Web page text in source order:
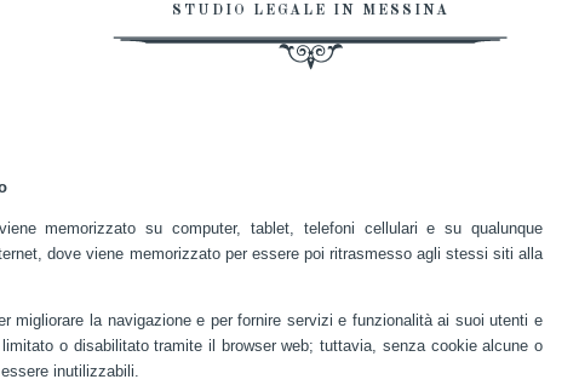
STUDIO LEGALE IN MESSINA
memorizzato su computer, tablet, telefoni cellulari e su qualunque
dove viene memorizzato per essere poi ritrasmesso agli stessi siti alla
migliorare la navigazione e per fornire servizi e funzionalità ai suoi utenti e
o disabilitato tramite il browser web; tuttavia, senza cookie alcune o
inutilizzabili.